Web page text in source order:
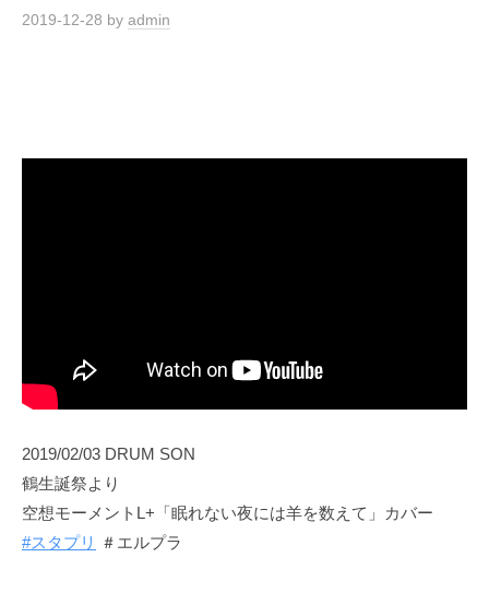
2019-12-28 by admin
2019/02/03 DRUM SON
鶴生誕祭より
空想モーメントL+「眠れない夜には羊を数えて」カバー
#スタプリ
＃エルプラ